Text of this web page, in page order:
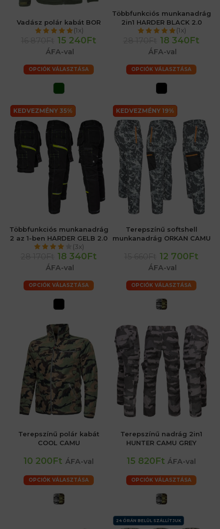
Vadász polár kabát BOR
(1x)
15 240Ft
ÁFA-val
OPCIÓK VÁLASZTÁSA
Többfunkciós munkanadrág
2in1 HARDER BLACK 2.0
(1x)
18 340Ft
ÁFA-val
OPCIÓK VÁLASZTÁSA
KEDVEZMÉNY 35%
Többfunkciós munkanadrág
2 az 1-ben HARDER GELB 2.0
(3x)
18 340Ft
ÁFA-val
OPCIÓK VÁLASZTÁSA
KEDVEZMÉNY 19%
Terepszínű softshell
munkanadrág ORKAN CAMU
12 700Ft
ÁFA-val
OPCIÓK VÁLASZTÁSA
Terepszínű polár kabát
COOL CAMU
10 200Ft ÁFA-val
OPCIÓK VÁLASZTÁSA
Terepszínű nadrág 2in1
HUNTER CAMU GREY
15 820Ft ÁFA-val
OPCIÓK VÁLASZTÁSA
24 ÓRÁN BELÜL SZÁLLÍTJUK